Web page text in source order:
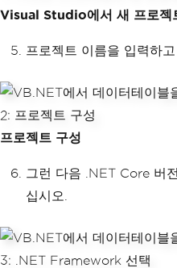
Visual Studio에서 새 프로젝
프로젝트 이름을 입력하
프로젝트 구성
그런 다음 .NET Core 버
십시오.